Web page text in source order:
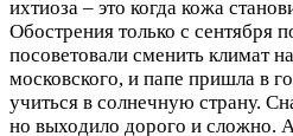
ихтиоза – это когда кожа
Обострения только с сентября
посоветовали сменить климат
московского, и папе пришла в
учиться в солнечную страну.
но выходило дорого и сложно.